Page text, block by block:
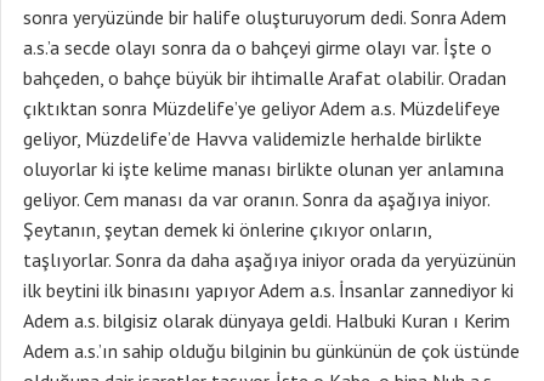
sonra yeryüzünde bir halife oluşturuyorum dedi. Sonra Adem
a.s.’a secde olayı sonra da o bahçeyi girme olayı var. İşte o
bahçeden, o bahçe büyük bir ihtimalle Arafat olabilir. Oradan
çıktıktan sonra Müzdelife’ye geliyor Adem a.s. Müzdelifeye
geliyor, Müzdelife’de Havva validemizle herhalde birlikte
oluyorlar ki işte kelime manası birlikte olunan yer anlamına
geliyor. Cem manası da var oranın. Sonra da aşağıya iniyor.
Şeytanın, şeytan demek ki önlerine çıkıyor onların,
taşlıyorlar. Sonra da daha aşağıya iniyor orada da yeryüzünün
ilk beytini ilk binasını yapıyor Adem a.s. İnsanlar zannediyor ki
Adem a.s. bilgisiz olarak dünyaya geldi. Halbuki Kuran ı Kerim
Adem a.s.’ın sahip olduğu bilginin bu günkünün de çok üstünde